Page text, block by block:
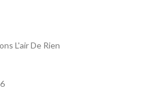
L'air De Rien